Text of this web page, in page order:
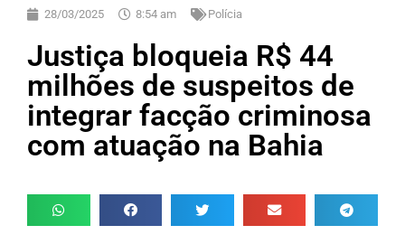
28/03/2025 8:54 am Polícia
Justiça bloqueia R$ 44
milhões de suspeitos de
integrar facção criminosa
com atuação na Bahia